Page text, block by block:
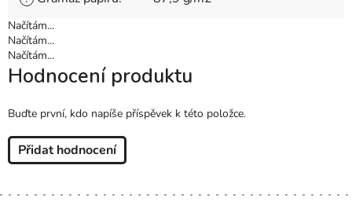
Načítám...
Načítám...
Načítám...
Hodnocení produktu
Buďte první, kdo napíše příspěvek k této položce.
Přidat hodnocení